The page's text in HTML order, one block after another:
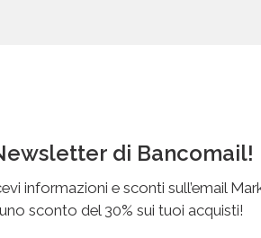
di Bancomail!
informazioni e sconti sull’email
sconto del 30% sui tuoi acquisti!